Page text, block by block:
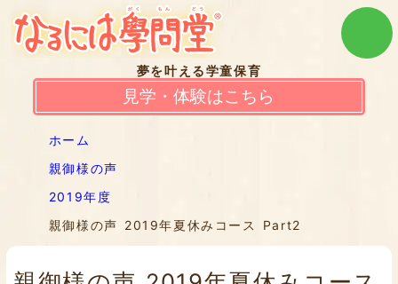
夢を叶える学童保育
見学・体験はこちら
ホーム
親御様の声
2019年度
親御様の声 2019年夏休みコース Part2